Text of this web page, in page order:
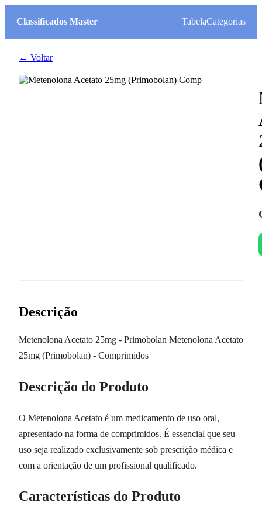
Classificados Master TabelaCategorias
← Voltar
Descrição
Metenolona Acetato 25mg - Primobolan Metenolona Acetato
25mg (Primobolan) - Comprimidos
Descrição do Produto
O Metenolona Acetato é um medicamento de uso oral,
apresentado na forma de comprimidos. É essencial que seu
uso seja realizado exclusivamente sob prescrição médica e
com a orientação de um profissional qualificado.
Características do Produto